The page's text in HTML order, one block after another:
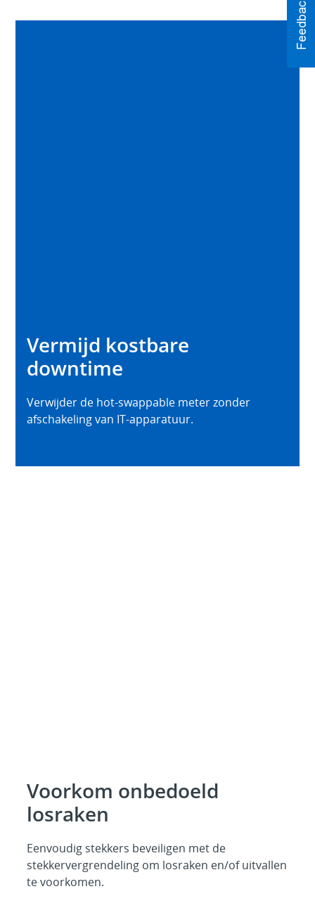
Vermijd kostbare
downtime
Verwijder de hot-swappable meter zonder
afschakeling van IT-apparatuur.
Voorkom onbedoeld
losraken
Eenvoudig stekkers beveiligen met de
stekkervergrendeling om losraken en/of uitvallen
te voorkomen.